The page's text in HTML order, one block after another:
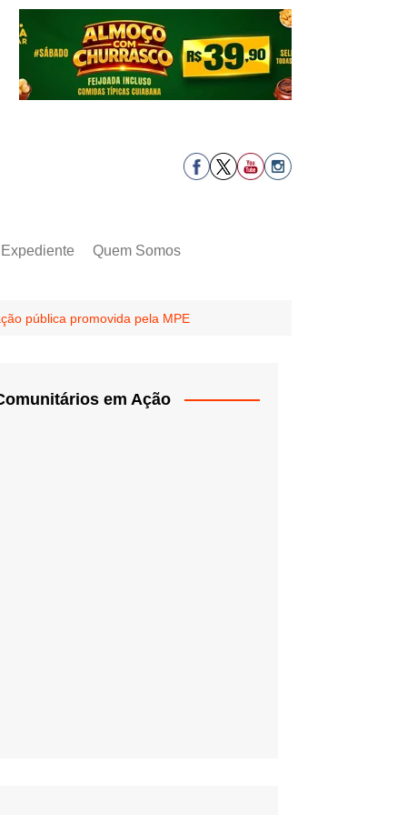
Expediente Quem Somos
pública promovida pela MPE
em Ação